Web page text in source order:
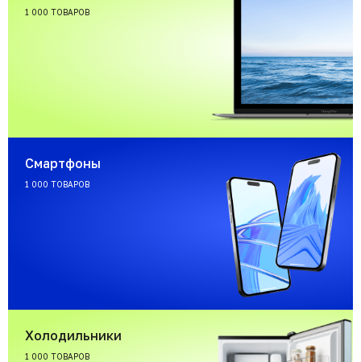
1 000 ТОВАРОВ
Смартфоны
1 000 ТОВАРОВ
Холодильники
1 000 ТОВАРОВ